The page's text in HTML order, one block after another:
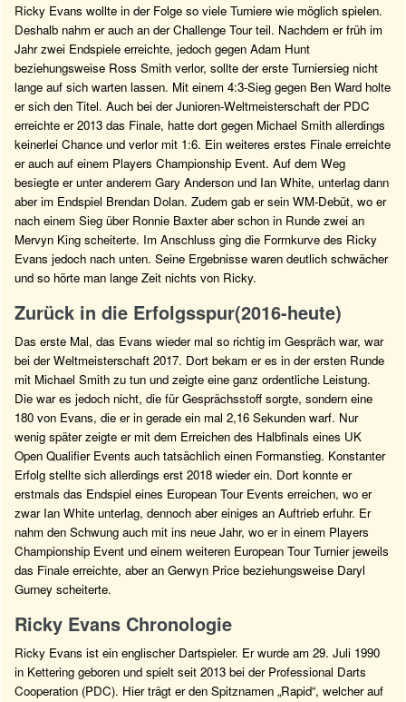
Ricky Evans wollte in der Folge so viele Turniere wie möglich spielen.
Deshalb nahm er auch an der Challenge Tour teil. Nachdem er früh im
Jahr zwei Endspiele erreichte, jedoch gegen Adam Hunt
beziehungsweise Ross Smith verlor, sollte der erste Turniersieg nicht
lange auf sich warten lassen. Mit einem 4:3-Sieg gegen Ben Ward holte
er sich den Titel. Auch bei der Junioren-Weltmeisterschaft der PDC
erreichte er 2013 das Finale, hatte dort gegen Michael Smith allerdings
keinerlei Chance und verlor mit 1:6. Ein weiteres erstes Finale erreichte
er auch auf einem Players Championship Event. Auf dem Weg
besiegte er unter anderem Gary Anderson und Ian White, unterlag dann
aber im Endspiel Brendan Dolan. Zudem gab er sein WM-Debüt, wo er
nach einem Sieg über Ronnie Baxter aber schon in Runde zwei an
Mervyn King scheiterte. Im Anschluss ging die Formkurve des Ricky
Evans jedoch nach unten. Seine Ergebnisse waren deutlich schwächer
und so hörte man lange Zeit nichts von Ricky.
Zurück in die Erfolgsspur(2016-heute)
Das erste Mal, das Evans wieder mal so richtig im Gespräch war, war
bei der Weltmeisterschaft 2017. Dort bekam er es in der ersten Runde
mit Michael Smith zu tun und zeigte eine ganz ordentliche Leistung.
Die war es jedoch nicht, die für Gesprächsstoff sorgte, sondern eine
180 von Evans, die er in gerade ein mal 2,16 Sekunden warf. Nur
wenig später zeigte er mit dem Erreichen des Halbfinals eines UK
Open Qualifier Events auch tatsächlich einen Formanstieg. Konstanter
Erfolg stellte sich allerdings erst 2018 wieder ein. Dort konnte er
erstmals das Endspiel eines European Tour Events erreichen, wo er
zwar Ian White unterlag, dennoch aber einiges an Auftrieb erfuhr. Er
nahm den Schwung auch mit ins neue Jahr, wo er in einem Players
Championship Event und einem weiteren European Tour Turnier jeweils
das Finale erreichte, aber an Gerwyn Price beziehungsweise Daryl
Gurney scheiterte.
Ricky Evans Chronologie
Ricky Evans ist ein englischer Dartspieler. Er wurde am 29. Juli 1990
in Kettering geboren und spielt seit 2013 bei der Professional Darts
Cooperation (PDC). Hier trägt er den Spitznamen „Rapid“, welcher auf